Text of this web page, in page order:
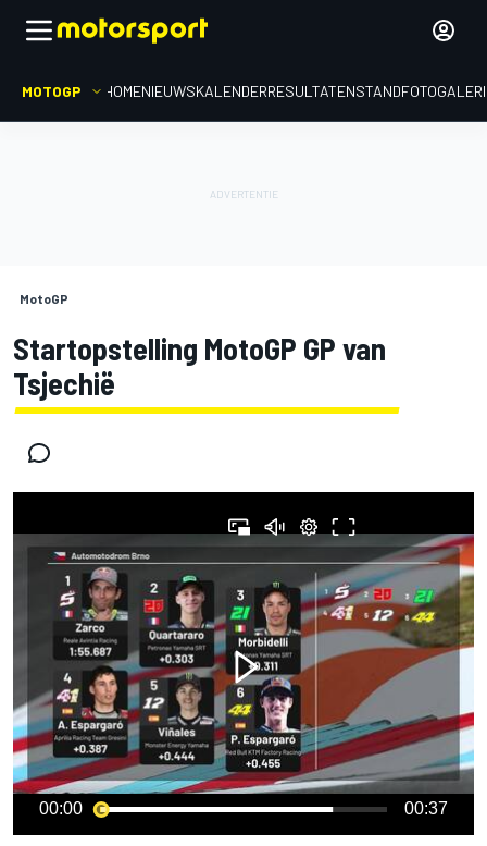
MOTOGP HOMENIEUWSKALENDERRESULTATENSTAND
MotoGP
Startopstelling MotoGP GP van
Tsjechië
00:00 00:37